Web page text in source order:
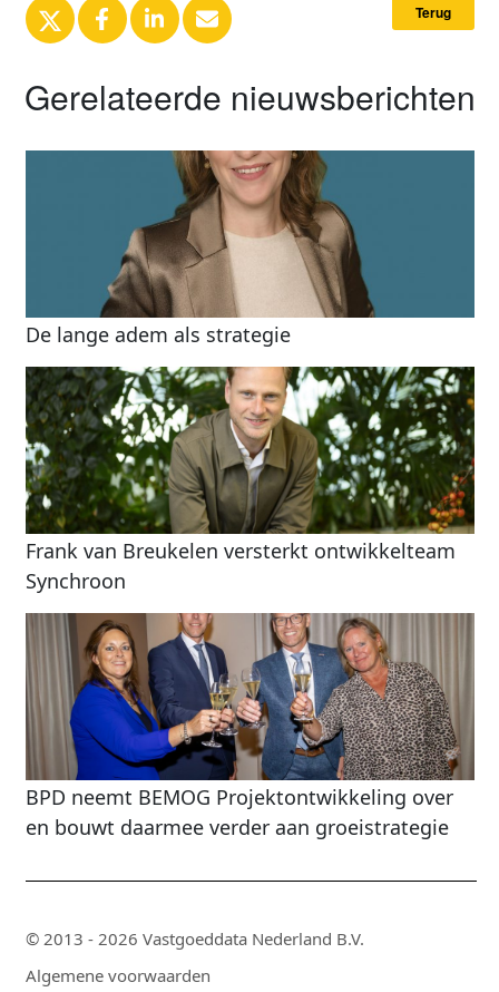
Terug
Gerelateerde nieuwsberichten
De lange adem als strategie
Frank van Breukelen versterkt ontwikkelteam
Synchroon
BPD neemt BEMOG Projektontwikkeling over
en bouwt daarmee verder aan groeistrategie
© 2013 - 2026 Vastgoeddata Nederland B.V.
Algemene voorwaarden